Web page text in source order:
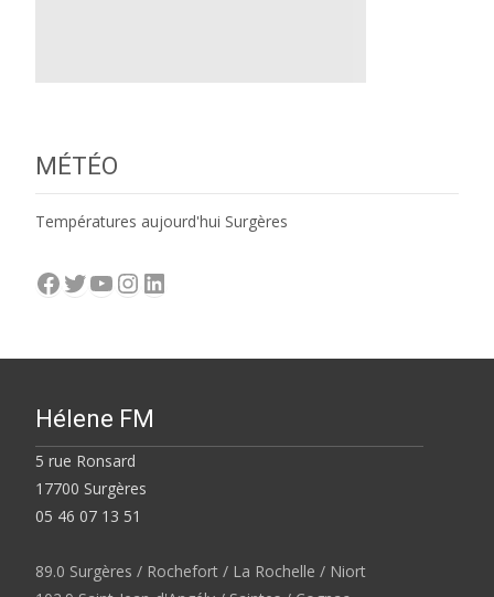
MÉTÉO
Températures aujourd'hui Surgères
Facebook
Twitter
YouTube
Instagram
LinkedIn
Hélene FM
5 rue Ronsard
17700 Surgères
05 46 07 13 51
89.0 Surgères / Rochefort / La Rochelle / Niort